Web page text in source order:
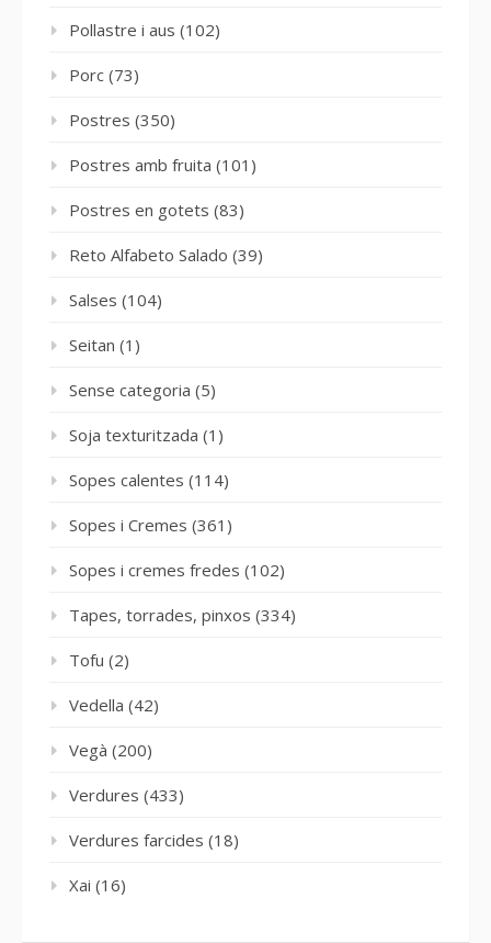
Pollastre i aus (102)
Porc (73)
Postres (350)
Postres amb fruita (101)
Postres en gotets (83)
Reto Alfabeto Salado (39)
Salses (104)
Seitan (1)
Sense categoria (5)
Soja texturitzada (1)
Sopes calentes (114)
Sopes i Cremes (361)
Sopes i cremes fredes (102)
Tapes, torrades, pinxos (334)
Tofu (2)
Vedella (42)
Vegà (200)
Verdures (433)
Verdures farcides (18)
Xai (16)